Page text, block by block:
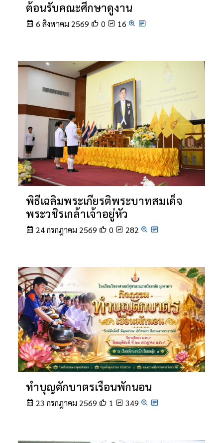
ต้อนรับคณะศึกษาดูงาน
6 สิงหาคม 2569 0 16
พิธีเฉลิมพระเกียรติพระบาทสมเด็จ
พระวชิรเกล้าเจ้าอยู่หัว
24 กรกฎาคม 2569 0 282
ทำบุญตักบาตรเรือนพักนอน
23 กรกฎาคม 2569 1 349